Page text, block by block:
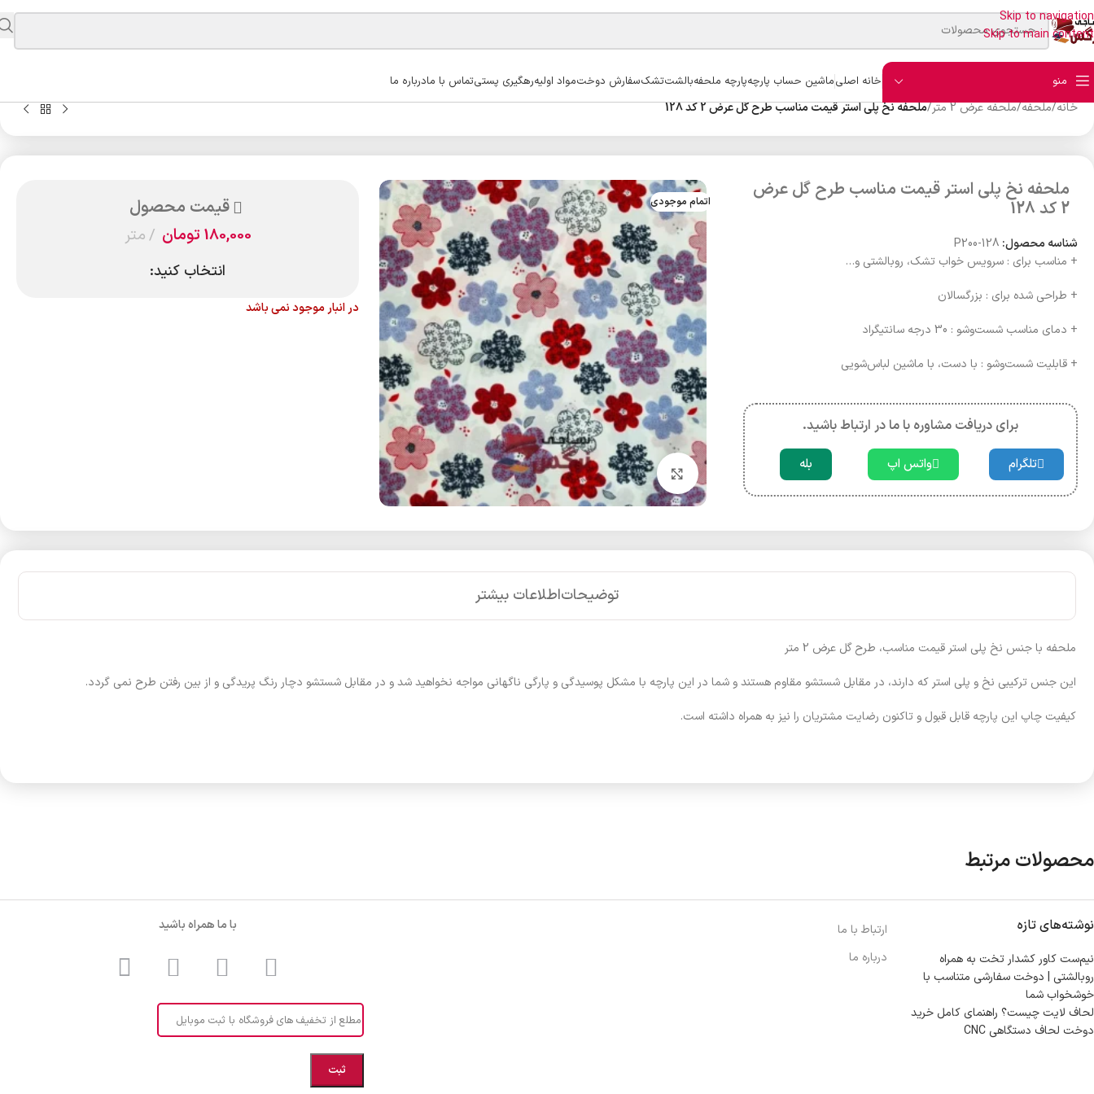
Skip to navigation
Skip to main content
منو خانه اصلیماشین حساب پارچهپارچه ملحفهبالشتتشکسفارش دوختمواد اولیهرهگیری پستیتماس با مادرباره ما
خانه/ملحفه/ملحفه عرض 2 متر /ملحفه نخ پلی استر قیمت مناسب طرح گل عرض 2 کد 128
ملحفه نخ پلی استر قیمت مناسب طرح گل عرض
2 کد 128
شناسه محصول: P200-128
+ مناسب برای : سرویس خواب تشک، روبالشتی و…
+ طراحی شده برای : بزرگسالان
+ دمای مناسب شست‌وشو : 30 درجه سانتیگراد
+ قابلیت شست‌وشو : با دست، با ماشین لباس‌شویی
برای دریافت مشاوره با ما در ارتباط باشید.
تلگرام واتس اپ بله
اتمام موجودی
بزرگنمایی تصویر
قیمت محصول
180,000تومان متر
انتخاب کنید:
در انبار موجود نمی باشد
توضیحاتاطلاعات بیشتر
ملحفه با جنس نخ پلی استر قیمت مناسب، طرح گل عرض 2 متر
این جنس ترکیبی نخ و پلی استر که دارند، در مقابل شستشو مقاوم هستند و شما در این پارچه با مشکل پوسیدگی و پارگی ناگهانی مواجه نخواهید شد و در مقابل شستشو دچار رنگ پریدگی و از بین رفتن طرح نمی گردد.
کیفیت چاپ این پارچه قابل قبول و تاکنون رضایت مشتریان را نیز به همراه داشته است.
محصولات مرتبط
نوشته‌های تازه
نیم‌ست کاور کشدار تخت به همراه
روبالشتی | دوخت سفارشی متناسب با
خوشخواب شما
لحاف لایت چیست؟ راهنمای کامل خرید
دوخت لحاف دستگاهی CNC
ارتباط با ما
درباره ما
با ما همراه باشید
مطلع از تخفیف های فروشگاه با ثبت موبایل